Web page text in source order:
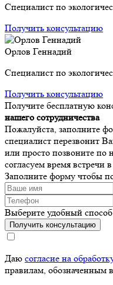
Специалист по
Получить консультацию
Орлов Геннадий
Специалист по
Получить консультацию
Получите бесплатную
нашего сотрудничества
Пожалуйста, заполните
специалист перезвонит
или просто позвоните по
согласуем время
Заполните форму чтобы
Выберите удобный способ
Получить консультацию
Даю согласие на
правилам, обозначенным в